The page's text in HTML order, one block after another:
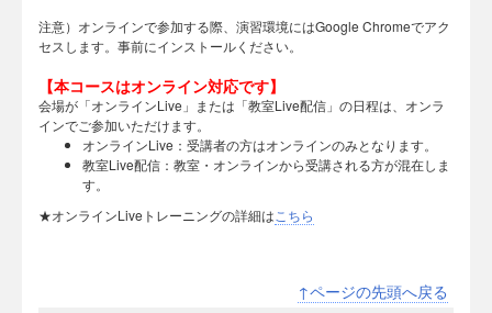
注意）オンラインで参加する際、演習環境にはGoogle Chromeでアク
セスします。事前にインストールください。
【本コースはオンライン対応です】
会場が「オンラインLive」または「教室Live配信」の日程は、オンラ
インでご参加いただけます。
オンラインLive：受講者の方はオンラインのみとなります。
教室Live配信：教室・オンラインから受講される方が混在しま
す。
★オンラインLiveトレーニングの詳細は こちら
↑ページの先頭へ戻る